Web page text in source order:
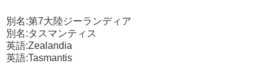
別名:第7大陸ジーランディア
別名:タスマンティス
英語:Zealandia
英語:Tasmantis